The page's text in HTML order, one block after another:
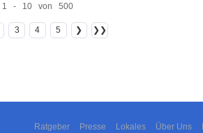
1 - 10 von 500
3 4 5 ❯ ❯❯
Ratgeber Presse Lokales Über Uns